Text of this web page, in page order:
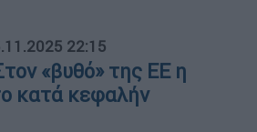
22:15
«βυθό» της ΕΕ η
κατά κεφαλήν